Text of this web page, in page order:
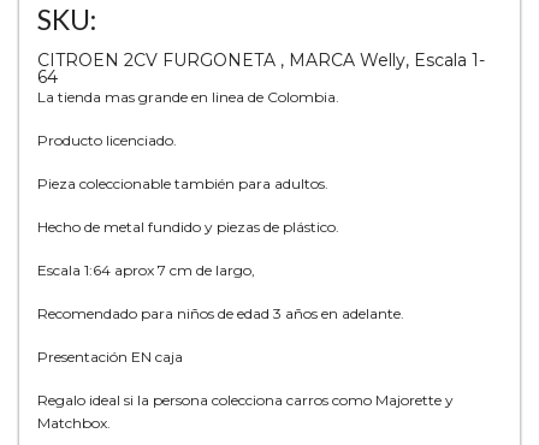
SKU:
CITROEN 2CV FURGONETA , MARCA Welly, Escala 1-
64
La tienda mas grande en linea de Colombia.
Producto licenciado.
Pieza coleccionable también para adultos.
Hecho de metal fundido y piezas de plástico.
Escala 1:64 aprox 7 cm de largo,
Recomendado para niños de edad 3 años en adelante.
Presentación EN caja
Regalo ideal si la persona colecciona carros como Majorette y
Matchbox.